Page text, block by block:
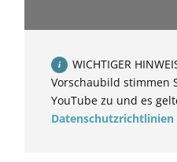
WICHTIGER
Vorschaubild stimmen
YouTube zu und es
Datenschutzrichtlinien